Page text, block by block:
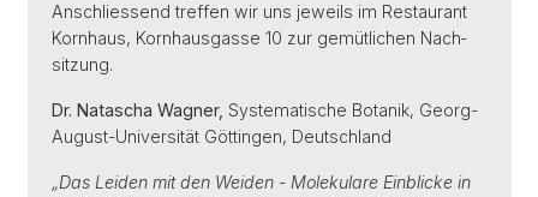
Anschliessend treffen wir uns jeweils im Restaurant
Kornhaus, Kornhausgasse 10 zur gemütlichen Nach­
sitzung.
Dr. Natascha Wagner, Systematische Botanik, Georg-
August-Universität Göttingen, Deutschland
„Das Leiden mit den Weiden - Molekulare Einblicke in